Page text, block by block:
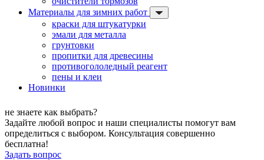
Материалы для зимних работ
краски для штукатурки
эмали для металла
грунтовки
пропитки для древесины
противогололедный реагент
пены и клеи
Новинки
не знаете как выбрать?
Задайте любой вопрос и наши специалисты помогут вам
определиться с выбором. Консультация совершенно
бесплатна!
Задать вопрос